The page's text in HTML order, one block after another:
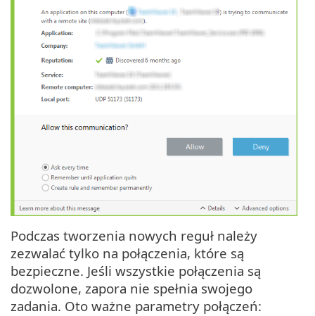
Podczas tworzenia nowych reguł należy
zezwalać tylko na połączenia, które są
bezpieczne. Jeśli wszystkie połączenia są
dozwolone, zapora nie spełnia swojego
zadania. Oto ważne parametry połączeń: